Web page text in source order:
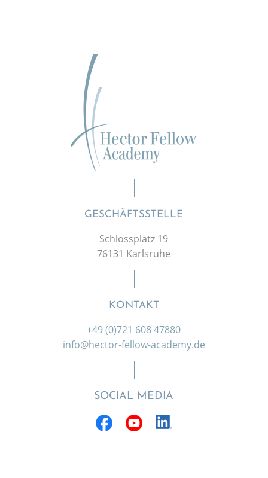
GESCHÄFTSSTELLE
Schlossplatz 19
76131 Karlsruhe
KONTAKT
+49 (0)721 608 47880
info@hector-fellow-academy.de
SOCIAL MEDIA